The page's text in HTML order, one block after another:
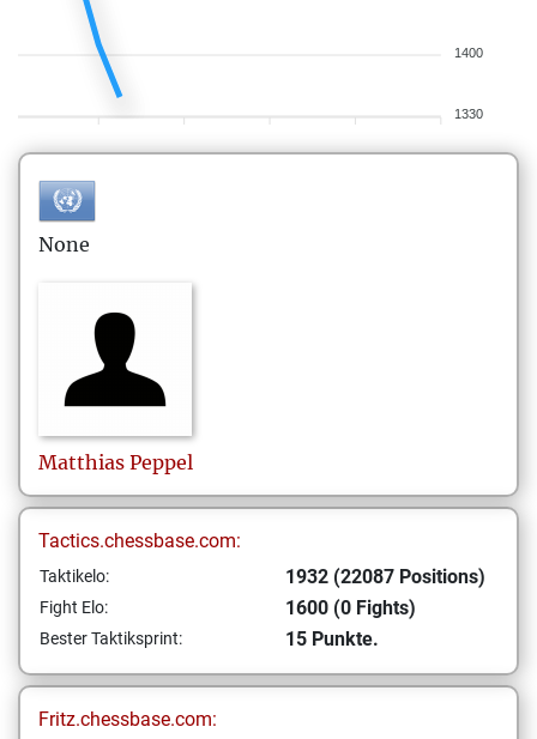
1400
1330
None
Matthias Peppel
Tactics.chessbase.com:
Taktikelo: 1932 (22087 Positions)
Fight Elo: 1600 (0 Fights)
Bester Taktiksprint: 15 Punkte.
Fritz.chessbase.com: